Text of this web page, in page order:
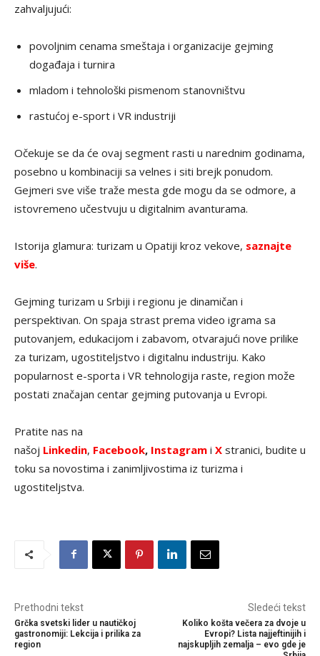
zahvaljujući:
povoljnim cenama smeštaja i organizacije gejming
događaja i turnira
mladom i tehnološki pismenom stanovništvu
rastućoj e-sport i VR industriji
Očekuje se da će ovaj segment rasti u narednim godinama,
posebno u kombinaciji sa velnes i siti brejk ponudom.
Gejmeri sve više traže mesta gde mogu da se odmore, a
istovremeno učestvuju u digitalnim avanturama.
Istorija glamura: turizam u Opatiji kroz vekove, saznajte
više.
Gejming turizam u Srbiji i regionu je dinamičan i
perspektivan. On spaja strast prema video igrama sa
putovanjem, edukacijom i zabavom, otvarajući nove prilike
za turizam, ugostiteljstvo i digitalnu industriju. Kako
popularnost e-sporta i VR tehnologija raste, region može
postati značajan centar gejming putovanja u Evropi.
Pratite nas na
našoj Linkedin, Facebook, Instagram i X stranici, budite u
toku sa novostima i zanimljivostima iz turizma i
ugostiteljstva.
Prethodni tekst
Grčka svetski lider u nautičkoj
gastronomiji: Lekcija i prilika za
region
Sledeći tekst
Koliko košta večera za dvoje u
Evropi? Lista najjeftinijih i
najskupljih zemalja – evo gde je